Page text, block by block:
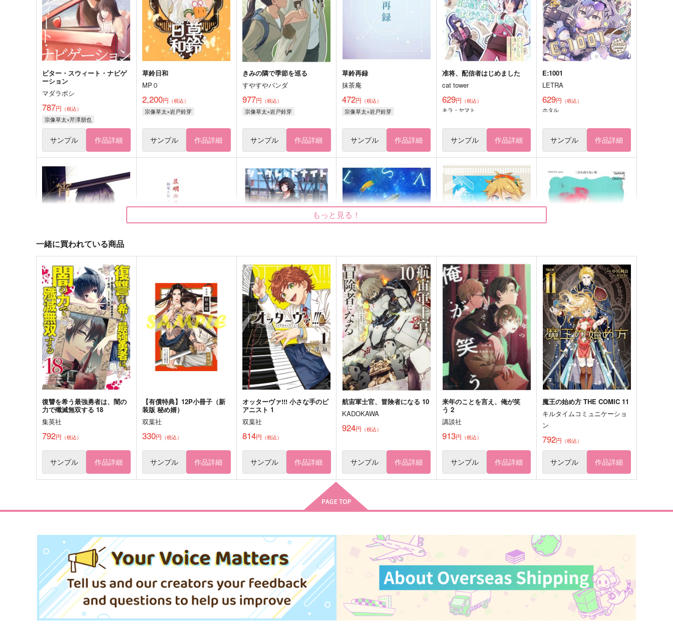
ビター・スウィート・ナビゲ
ーション
マダラボシ
787円 （税込）
宗像草太×芹澤朋也
サンプル 作品詳細
草鈴日和
MP０
2,200円 （税込）
宗像草太×岩戸鈴芽
サンプル 作品詳細
きみの隣で季節を巡る
すやすやパンダ
977円 （税込）
宗像草太×岩戸鈴芽
サンプル 作品詳細
草鈴再録
抹茶庵
472円 （税込）
宗像草太×岩戸鈴芽
サンプル 作品詳細
准将、配信者はじめました
cat tower
629円 （税込）
キラ・ヤマト
サンプル 作品詳細
E:1001
LETRA
629円 （税込）
ホタル
サンプル 作品詳細
宵闇に希う
無重力空間
944円（税込）
芥川龍之介×中島敦
サンプル 作品詳細
晨明の薔薇を希う
望宴郷
629円（税込）
鉢屋三郎×不破雷蔵
サンプル 作品詳細
シークレットナイト
addict
787円（税込）
冨岡義勇×竈門炭治郎
サンプル 作品詳細
スペースリンクス
子熊星団
1,100円（税込）
ヴァシリ×尾形百之助
サンプル 作品詳細
SHORT.STORIES
whitesp@ce
550円 （税込）
ユウ・Q・ウィルソン
サンプル 作品詳細
三日も待てない男
space
472円（税込）
セフィロス×クラウド
サンプル 作品詳細
Spaceship.320
472 （税込）
ムル×ムル
サンプル 作品詳細
スペースマウンテン
944 円（税込）
白膠木簓×躑躅森盧笙
サンプル 作品詳細
すぺーすいも
315円 （税込）
マックス×カート
サンプル 作品詳細
プラスチック染色体
伏黒恵×虎杖悠仁
サンプル
output
サンプル
スペースギャラクシー・コス
モ☆
944円（税込）
オクジー×バデーニ
サンプル 作品詳細
もっと見る！
一緒に買われている商品
復讐を希う最強勇者は、闇の
力で殲滅無双する 18
集英社
792円 （税込）
サンプル 作品詳細
【有償特典】12P小冊子（新
装版 秘め婿）
双葉社
330円 （税込）
サンプル 作品詳細
オッターヴァ!!! 小さな手のピ
アニスト 1
双葉社
814円 （税込）
サンプル 作品詳細
航宙軍士官、冒険者になる 10
KADOKAWA
924円 （税込）
サンプル 作品詳細
来年のことを言え、俺が笑
う 2
講談社
913円 （税込）
サンプル 作品詳細
魔王の始め方 THE COMIC 11
キルタイムコミュニケーショ
ン
792円 （税込）
サンプル 作品詳細